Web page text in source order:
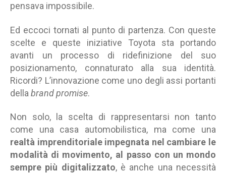
pensava impossibile.
Ed eccoci tornati al punto di partenza. Con queste
scelte e queste iniziative Toyota sta portando
avanti un processo di ridefinizione del suo
posizionamento, connaturato alla sua identità.
Ricordi? L’innovazione come uno degli assi portanti
della brand promise.
Non solo, la scelta di rappresentarsi non tanto
come una casa automobilistica, ma come una
realtà imprenditoriale impegnata nel cambiare le
modalità di movimento, al passo con un mondo
sempre più digitalizzato, è anche una necessità